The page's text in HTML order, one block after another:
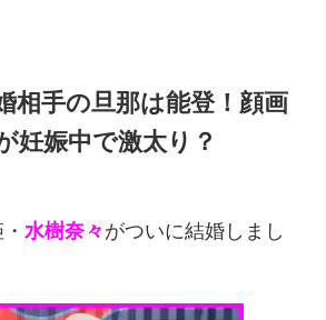
相手の旦那は能登！顔画
妊娠中で激太り？
水樹奈々がついに結婚しまし